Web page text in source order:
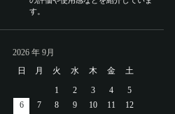
す。
2026 年 9月
日
月 火 水 木 金
土
1
2 3 4
5
6
7 8 9 10 11
12